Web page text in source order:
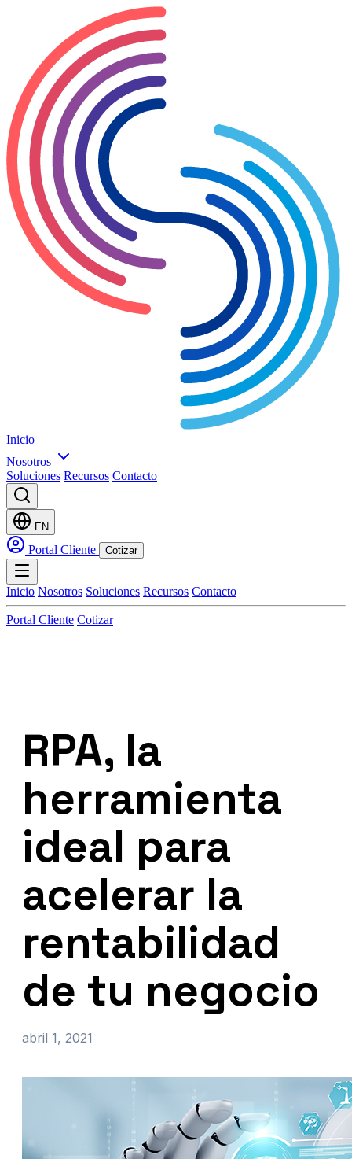
Inicio
Nosotros
Soluciones Recursos Contacto
EN
Portal Cliente Cotizar
Inicio Nosotros Soluciones Recursos Contacto
Portal Cliente Cotizar
RPA, la
herramienta
ideal para
acelerar la
rentabilidad
de tu negocio
abril 1, 2021